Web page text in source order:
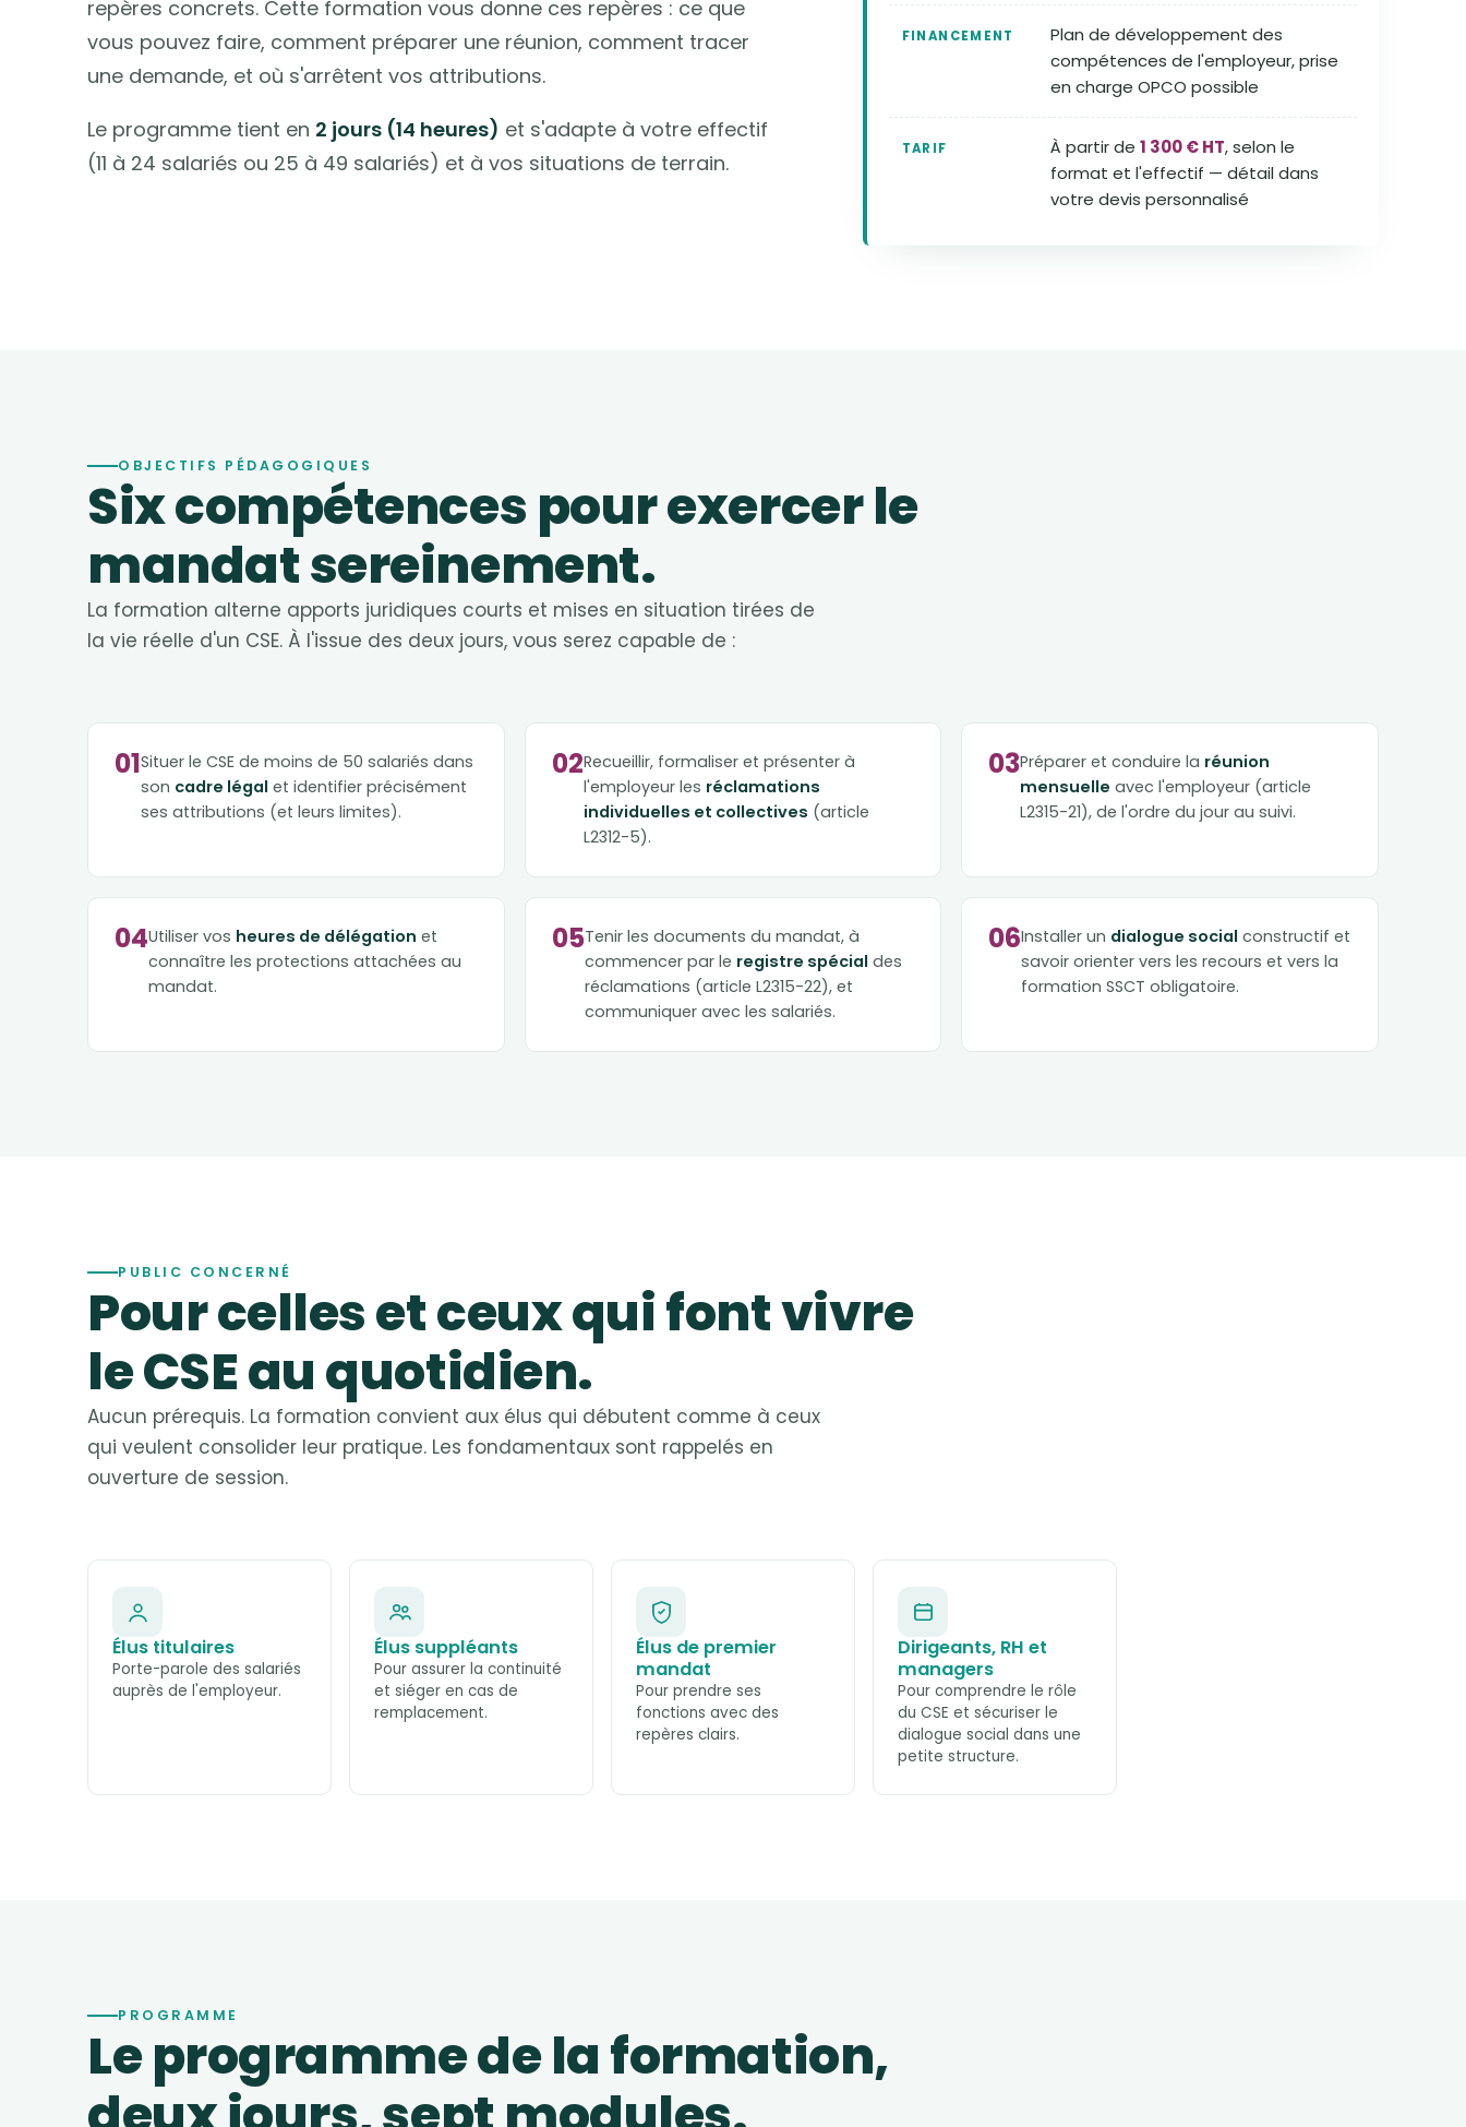
repères concrets. Cette formation vous donne ces repères : ce que
vous pouvez faire, comment préparer une réunion, comment tracer
une demande, et où s'arrêtent vos attributions.
Le programme tient en 2 jours (14 heures) et s'adapte à votre effectif
(11 à 24 salariés ou 25 à 49 salariés) et à vos situations de terrain.
FINANCEMENT
Plan de développement des
compétences de l'employeur, prise
en charge OPCO possible
TARIF À partir de 1 300 € HT, selon le
format et l'effectif — détail dans
votre devis personnalisé
OBJECTIFS PÉDAGOGIQUES
Six compétences pour exercer le
mandat sereinement.
La formation alterne apports juridiques courts et mises en situation tirées de
la vie réelle d'un CSE. À l'issue des deux jours, vous serez capable de :
01Situer le CSE de moins de 50 salariés dans
son cadre légal et identifier précisément
ses attributions (et leurs limites).
02Recueillir, formaliser et présenter à
l'employeur les réclamations
individuelles et collectives (article
L2312-5).
03Préparer et conduire la réunion
mensuelle avec l'employeur (article
L2315-21), de l'ordre du jour au suivi.
04Utiliser vos heures de délégation et
connaître les protections attachées au
mandat.
05Tenir les documents du mandat, à
commencer par le registre spécial des
réclamations (article L2315-22), et
communiquer avec les salariés.
06Installer un dialogue social constructif et
savoir orienter vers les recours et vers la
formation SSCT obligatoire.
PUBLIC CONCERNÉ
Pour celles et ceux qui font vivre
le CSE au quotidien.
Aucun prérequis. La formation convient aux élus qui débutent comme à ceux
qui veulent consolider leur pratique. Les fondamentaux sont rappelés en
ouverture de session.
Élus titulaires
Porte-parole des salariés
auprès de l'employeur.
Élus suppléants
Pour assurer la continuité
et siéger en cas de
remplacement.
Élus de premier
mandat
Pour prendre ses
fonctions avec des
repères clairs.
Dirigeants, RH et
managers
Pour comprendre le rôle
du CSE et sécuriser le
dialogue social dans une
petite structure.
PROGRAMME
Le programme de la formation,